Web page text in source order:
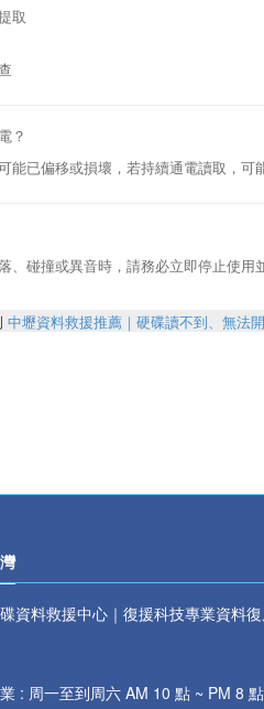
取
？
能已偏移或損壞，若持續通電讀取，可
、碰撞或異音時，請務必立即停止使
中壢資料救援推薦｜硬碟讀不到、無法
資料救援中心｜復援科技專業資料
: 周一至到周六 AM 10 點 ~ PM 8 點